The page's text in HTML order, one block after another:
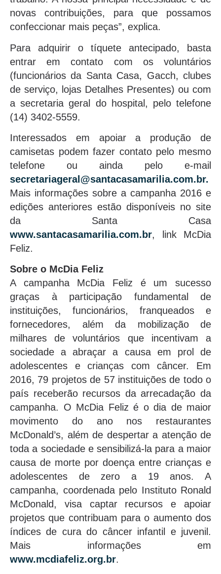
novas contribuições, para que possamos
confeccionar mais peças”, explica.
Para adquirir o tíquete antecipado, basta
entrar em contato com os voluntários
(funcionários da Santa Casa, Gacch, clubes
de serviço, lojas Detalhes Presentes) ou com
a secretaria geral do hospital, pelo telefone
(14) 3402-5559.
Interessados em apoiar a produção de
camisetas podem fazer contato pelo mesmo
telefone ou ainda pelo e-mail
secretariageral@santacasamarilia.com.br.
Mais informações sobre a campanha 2016 e
edições anteriores estão disponíveis no site
da Santa Casa
www.santacasamarilia.com.br, link McDia
Feliz.
Sobre o McDia Feliz
A campanha McDia Feliz é um sucesso
graças à participação fundamental de
instituições, funcionários, franqueados e
fornecedores, além da mobilização de
milhares de voluntários que incentivam a
sociedade a abraçar a causa em prol de
adolescentes e crianças com câncer. Em
2016, 79 projetos de 57 instituições de todo o
país receberão recursos da arrecadação da
campanha. O McDia Feliz é o dia de maior
movimento do ano nos restaurantes
McDonald’s, além de despertar a atenção de
toda a sociedade e sensibilizá-la para a maior
causa de morte por doença entre crianças e
adolescentes de zero a 19 anos. A
campanha, coordenada pelo Instituto Ronald
McDonald, visa captar recursos e apoiar
projetos que contribuam para o aumento dos
índices de cura do câncer infantil e juvenil.
Mais informações em
www.mcdiafeliz.org.br.